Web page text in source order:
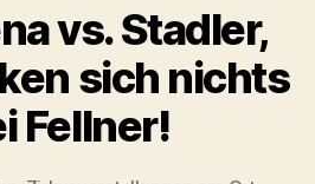
vs. Stadler,
sich nichts
Fellner!